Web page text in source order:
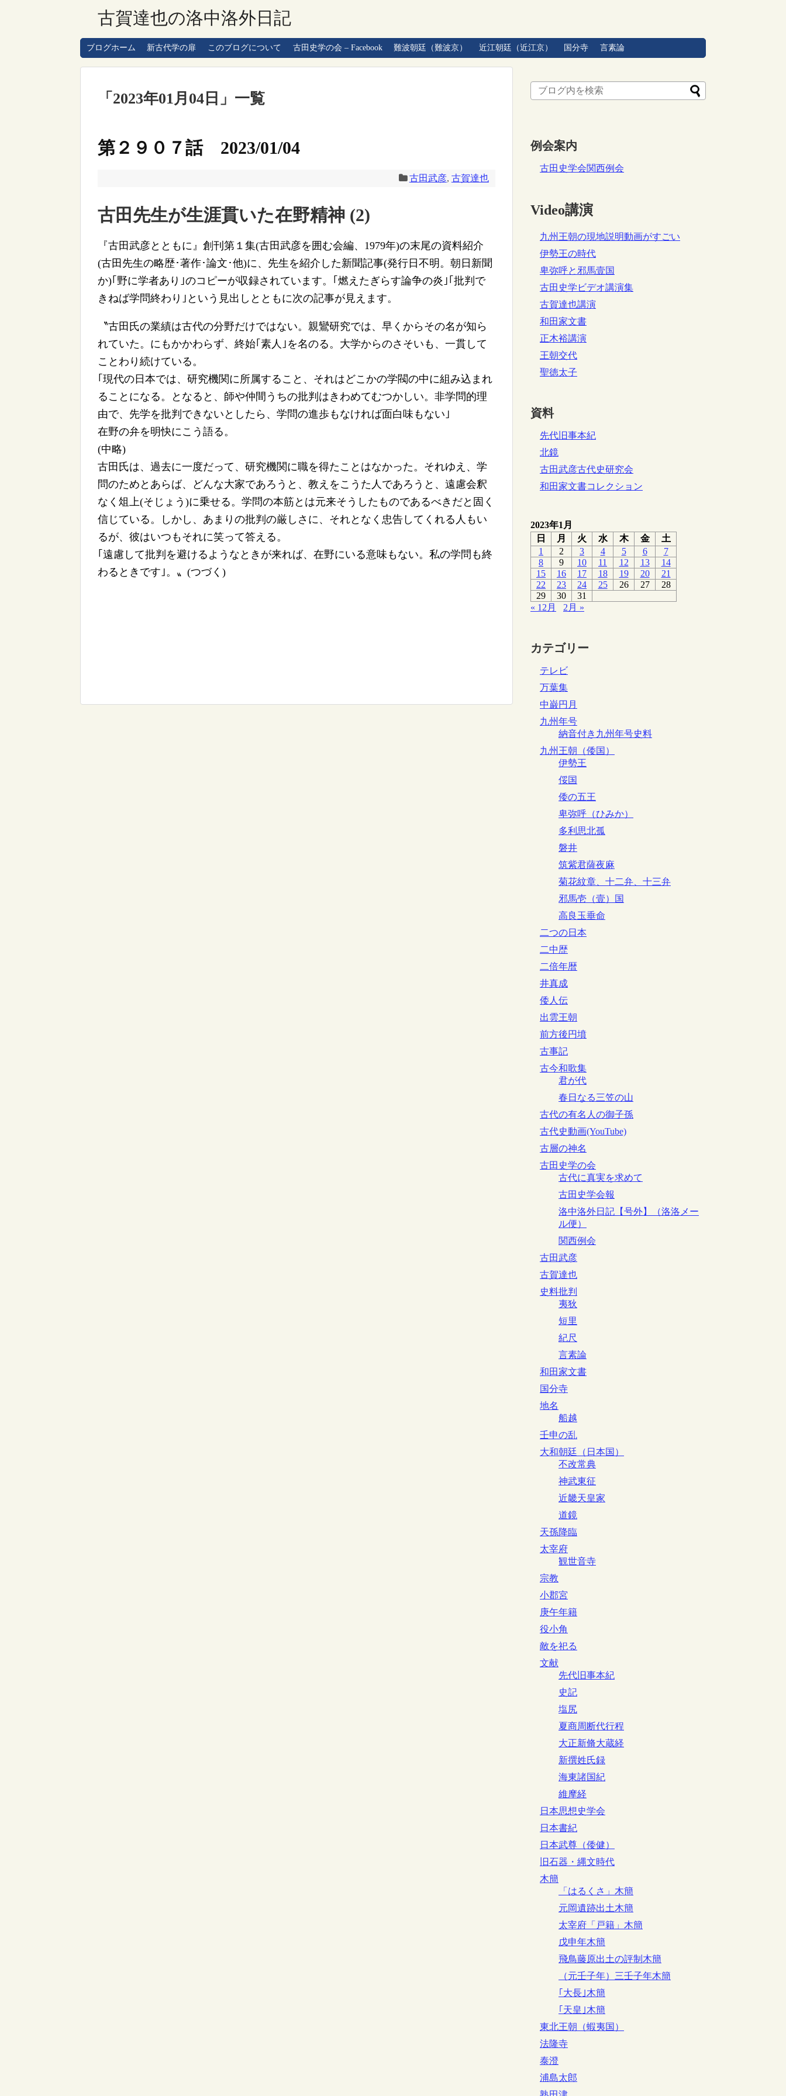
古賀達也の洛中洛外日記
ブログホーム 新古代学の扉 このブログについて 古田史学の会 – Facebook 難波朝廷（難波京） 近江朝廷（近江京） 国分寺 言素論
「 2023年01月04日 」 一覧
第２９０７話 2023/01/04
古田武彦, 古賀達也
古田先生が生涯貫いた在野精神 (2)
『古田武彦とともに』創刊第１集(古田武彦を囲む会編、1979年)の末尾の資料紹介
(古田先生の略歴･著作･論文･他)に、先生を紹介した新聞記事(発行日不明。朝日新聞
か)｢野に学者あり｣のコピーが収録されています。｢燃えたぎらす論争の炎｣｢批判で
きねば学問終わり｣という見出しとともに次の記事が見えます。
〝古田氏の業績は古代の分野だけではない。親鸞研究では、早くからその名が知ら
れていた。にもかかわらず、終始｢素人｣を名のる。大学からのさそいも、一貫して
ことわり続けている。
｢現代の日本では、研究機関に所属すること、それはどこかの学閥の中に組み込まれ
ることになる。となると、師や仲間うちの批判はきわめてむつかしい。非学問的理
由で、先学を批判できないとしたら、学問の進歩もなければ面白味もない｣
在野の弁を明快にこう語る。
(中略)
古田氏は、過去に一度だって、研究機関に職を得たことはなかった。それゆえ、学
問のためとあらば、どんな大家であろうと、教えをこうた人であろうと、遠慮会釈
なく俎上(そじょう)に乗せる。学問の本筋とは元来そうしたものであるべきだと固く
信じている。しかし、あまりの批判の厳しさに、それとなく忠告してくれる人もい
るが、彼はいつもそれに笑って答える。
｢遠慮して批判を避けるようなときが来れば、在野にいる意味もない。私の学問も終
わるときです｣。〟(つづく)
例会案内
古田史学会関西例会
Video講演
九州王朝の現地説明動画がすごい
伊勢王の時代
卑弥呼と邪馬壹国
古田史学ビデオ講演集
古賀達也講演
和田家文書
正木裕講演
王朝交代
聖徳太子
資料
先代旧事本紀
北鏡
古田武彦古代史研究会
和田家文書コレクション
2023年1月
日
月 火 水 木 金
土
1
2 3 4 5 6
7
8
9 10 11 12 13
14
15
16 17 18 19 20
21
22
23 24 25 26 27
28
29
30
31
« 12月
2月 »
カテゴリー
テレビ
万葉集
中巌円月
九州年号
納音付き九州年号史料
九州王朝（倭国）
伊勢王
俀国
倭の五王
卑弥呼（ひみか）
多利思北孤
磐井
筑紫君薩夜麻
菊花紋章、十二弁、十三弁
邪馬壱（壹）国
高良玉垂命
二つの日本
二中歴
二倍年暦
井真成
倭人伝
出雲王朝
前方後円墳
古事記
古今和歌集
君が代
春日なる三笠の山
古代の有名人の御子孫
古代史動画(YouTube)
古層の神名
古田史学の会
古代に真実を求めて
古田史学会報
洛中洛外日記【号外】（洛洛メー
ル便）
関西例会
古田武彦
古賀達也
史料批判
夷狄
短里
紀尺
言素論
和田家文書
国分寺
地名
船越
壬申の乱
大和朝廷（日本国）
不改常典
神武東征
近畿天皇家
道鏡
天孫降臨
太宰府
観世音寺
宗教
小郡宮
庚午年籍
役小角
敵を祀る
文献
先代旧事本紀
史記
塩尻
夏商周断代行程
大正新脩大蔵経
新撰姓氏録
海東諸国紀
維摩経
日本思想史学会
日本書紀
日本武尊（倭健）
旧石器・縄文時代
木簡
「はるくさ」木簡
元岡遺跡出土木簡
太宰府「戸籍」木簡
戊申年木簡
飛鳥藤原出土の評制木簡
（元壬子年）三壬子年木簡
｢大長｣木簡
｢天皇｣木簡
東北王朝（蝦夷国）
法隆寺
泰澄
浦島太郎